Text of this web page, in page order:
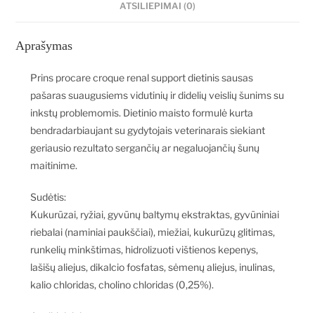
ATSILIEPIMAI (0)
Aprašymas
Prins procare croque renal support dietinis sausas
pašaras suaugusiems vidutinių ir didelių veislių šunims su
inkstų problemomis. Dietinio maisto formulė kurta
bendradarbiaujant su gydytojais veterinarais siekiant
geriausio rezultato sergančių ar negaluojančių šunų
maitinime.
Sudėtis:
Kukurūzai, ryžiai, gyvūnų baltymų ekstraktas, gyvūniniai
riebalai (naminiai paukščiai), miežiai, kukurūzų glitimas,
runkelių minkštimas, hidrolizuoti vištienos kepenys,
lašišų aliejus, dikalcio fosfatas, sėmenų aliejus, inulinas,
kalio chloridas, cholino chloridas (0,25%).